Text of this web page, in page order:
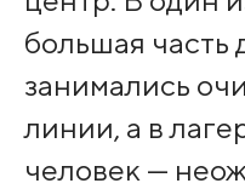
большая часть
занимались
линии, а в
человек —